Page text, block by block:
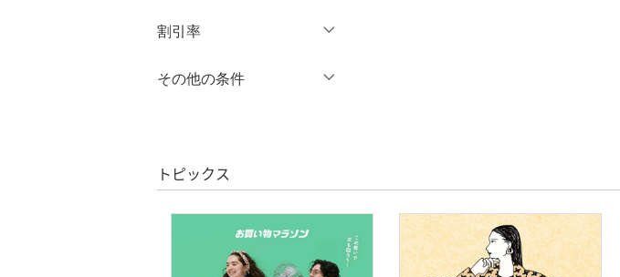
シューズ・靴
インナー・ルームウェア
クリア
絞り込み
割引率
％OFF～ ％OFF
その他の条件
クリア 絞り込み
トピックス